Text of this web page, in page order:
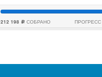
212 198 c СОБРАНО ПРОГРЕСС